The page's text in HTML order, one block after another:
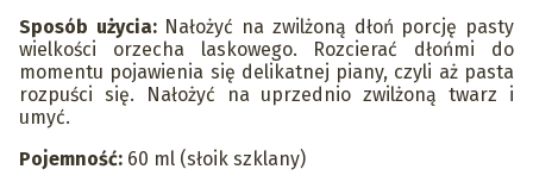
Sposób użycia: Nałożyć na zwilżoną dłoń porcję pasty
wielkości orzecha laskowego. Rozcierać dłońmi do
momentu pojawienia się delikatnej piany, czyli aż pasta
rozpuści się. Nałożyć na uprzednio zwilżoną twarz i
umyć.
Pojemność: 60 ml (słoik szklany)